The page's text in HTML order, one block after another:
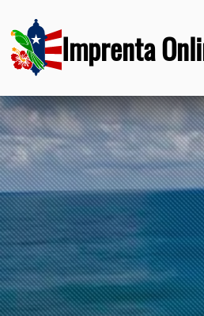
Imprenta